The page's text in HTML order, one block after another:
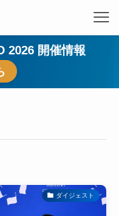
2026 開催情報
ダイジェスト